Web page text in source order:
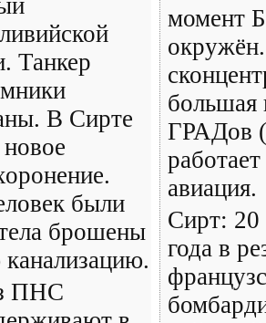
Танкер
В Сирте
были
брошены
ПНС
момент
большая
ГРАДов
авиация.
Сирт: 20
года в